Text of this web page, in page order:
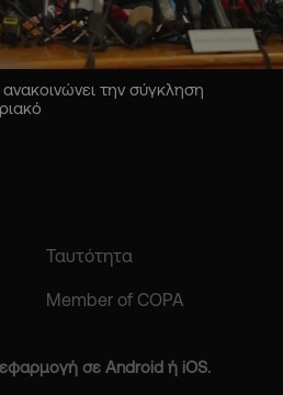
την σύγκληση
Ταυτότητα
Member of COPA
σε Android ή iOS.